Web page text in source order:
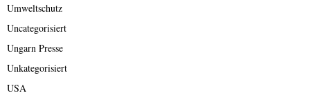
Umweltschutz
Uncategorisiert
Ungarn Presse
Unkategorisiert
USA